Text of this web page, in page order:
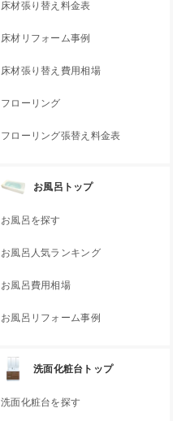
床材張り替え料金表
床材リフォーム事例
床材張り替え費用相場
フローリング
フローリング張替え料金表
お風呂トップ
お風呂を探す
お風呂人気ランキング
お風呂費用相場
お風呂リフォーム事例
洗面化粧台トップ
洗面化粧台を探す